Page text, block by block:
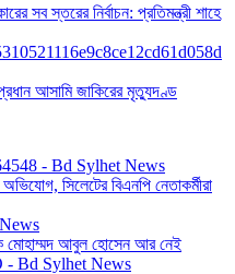
সব স্তরের নির্বাচন: প্রতিমন্ত্রী শাহে
আসামি জাকিরের মৃত্যুদণ্ড
সিলেটের বিএনপি নেতাকর্মীরা
মোহাম্মদ আবুল হোসেন আর নেই